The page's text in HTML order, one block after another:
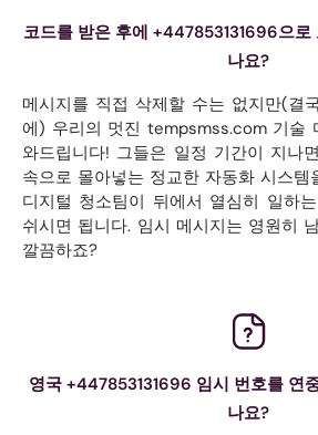
코드를 받은 후에 +447853131696으로
나요?
메시지를 직접 삭제할 수는 없지만(결
에) 우리의 멋진 tempsmss.com 기술
와드립니다! 그들은 일정 기간이 지나
속으로 몰아넣는 정교한 자동화 시스템
디지털 청소팀이 뒤에서 열심히 일하
쉬시면 됩니다. 임시 메시지는 영원히
깔끔하죠?
영국 +447853131696 임시 번호를 연
나요?